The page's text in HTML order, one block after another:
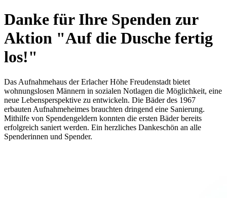
Danke für Ihre Spenden zur
Aktion "Auf die Dusche fertig
los!"
Das Aufnahmehaus der Erlacher Höhe Freudenstadt bietet
wohnungslosen Männern in sozialen Notlagen die Möglichkeit, eine
neue Lebensperspektive zu entwickeln. Die Bäder des 1967
erbauten Aufnahmeheimes brauchten dringend eine Sanierung.
Mithilfe von Spendengeldern konnten die ersten Bäder bereits
erfolgreich saniert werden. Ein herzliches Dankeschön an alle
Spenderinnen und Spender.